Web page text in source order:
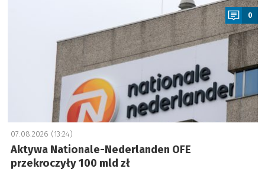
0
07.08.2026 (13:24)
Aktywa Nationale-Nederlanden OFE
przekroczyły 100 mld zł